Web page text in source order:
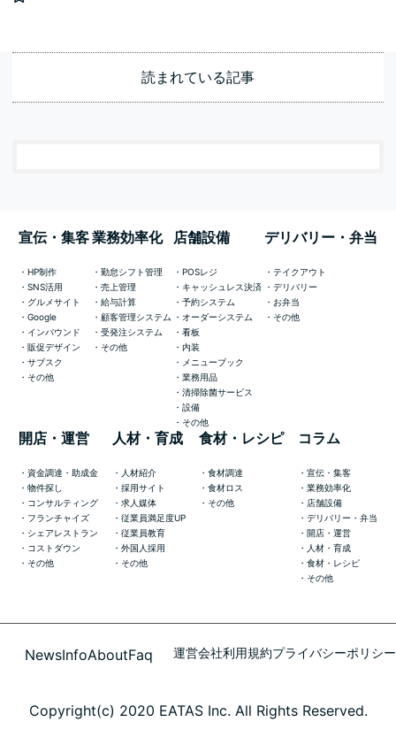
読まれている記事
宣伝・集客
HP制作
SNS活用
グルメサイト
Google
インバウンド
販促デザイン
サブスク
その他
業務効率化
勤怠シフト管理
売上管理
給与計算
顧客管理システム
受発注システム
その他
店舗設備
POSレジ
キャッシュレス決済
予約システム
オーダーシステム
看板
内装
メニューブック
業務用品
清掃除菌サービス
設備
その他
デリバリー・弁当
テイクアウト
デリバリー
お弁当
その他
開店・運営
資金調達・助成金
物件探し
コンサルティング
フランチャイズ
シェアレストラン
コストダウン
その他
人材・育成
人材紹介
採用サイト
求人媒体
従業員満足度UP
従業員教育
外国人採用
その他
食材・レシピ
食材調達
食材ロス
その他
コラム
宣伝・集客
業務効率化
店舗設備
デリバリー・弁当
開店・運営
人材・育成
食材・レシピ
その他
NewsInfoAboutFaq 運営会社利用規約プライバシーポリシー
Copyright(c) 2020 EATAS Inc. All Rights Reserved.